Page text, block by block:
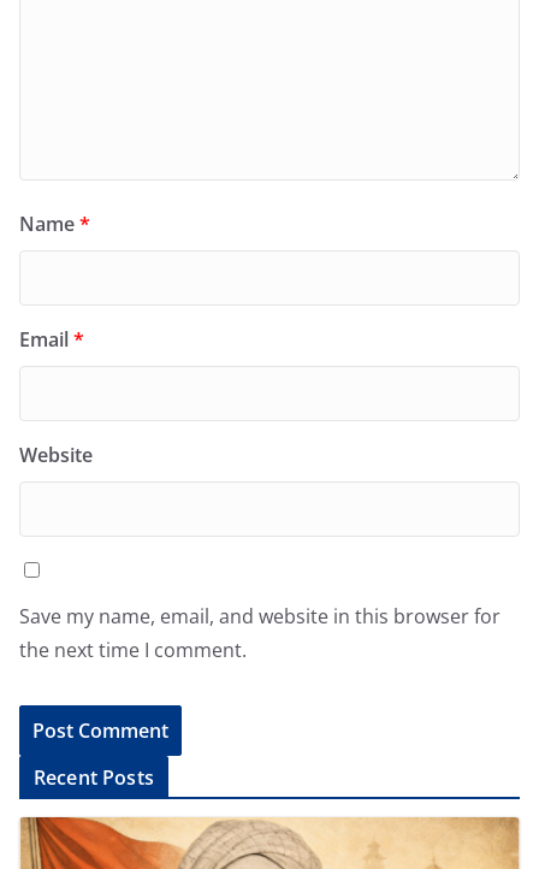
Name*
Email*
Website
Save my name, email, and website in this browser for
the next time I comment.
l
Recent Posts